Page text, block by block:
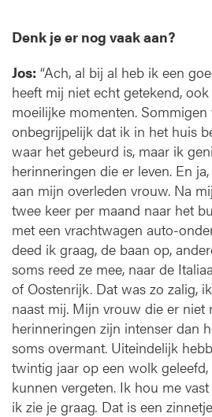
Denk je er nog vaak aan?
Jos: “Ach, al bij al heb ik een
heeft mij niet echt getekend,
moeilijke momenten.
onbegrijpelijk dat ik in het huis
waar het gebeurd is, maar ik
herinneringen die er leven. En
aan mijn overleden vrouw. Na
twee keer per maand naar het
met een vrachtwagen auto-
deed ik graag, de baan op,
soms reed ze mee, naar de
of Oostenrijk. Dat was zo zalig,
naast mij. Mijn vrouw die er niet
herinneringen zijn intenser dan
soms overmant. Uiteindelijk
twintig jaar op een wolk
kunnen vergeten. Ik hou me
ik zie je graag. Dat is een